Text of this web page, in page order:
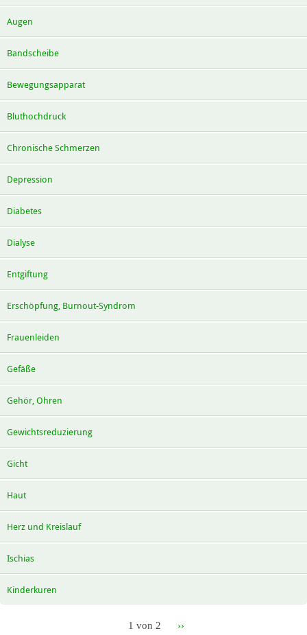
Augen
Bandscheibe
Bewegungsapparat
Bluthochdruck
Chronische Schmerzen
Depression
Diabetes
Dialyse
Entgiftung
Erschöpfung, Burnout-Syndrom
Frauenleiden
Gefäße
Gehör, Ohren
Gewichtsreduzierung
Gicht
Haut
Herz und Kreislauf
Ischias
Kinderkuren
1 von 2 ››